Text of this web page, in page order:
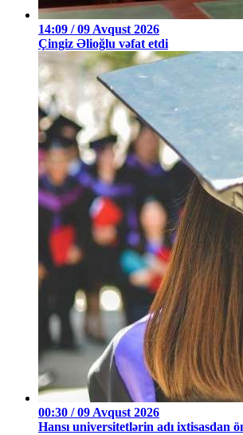
14:09 / 09 Avqust 2026
Çingiz Əlioğlu vəfat etdi
00:30 / 09 Avqust 2026
Hansı universitetlərin adı ixtisasdan